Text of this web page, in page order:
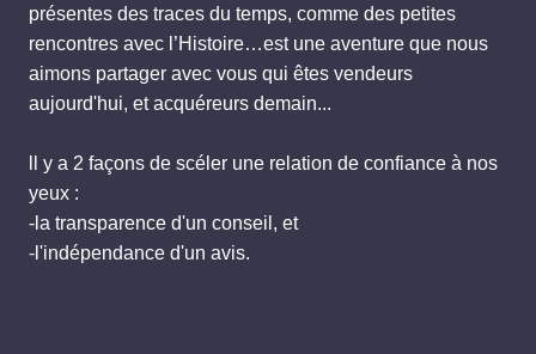
présentes des traces du temps, comme des petites
rencontres avec l’Histoire…est une aventure que nous
aimons partager avec vous qui êtes vendeurs
aujourd'hui, et acquéreurs demain...
ll y a 2 façons de scéler une relation de confiance à nos
yeux :
-la transparence d'un conseil, et
-l'indépendance d'un avis.